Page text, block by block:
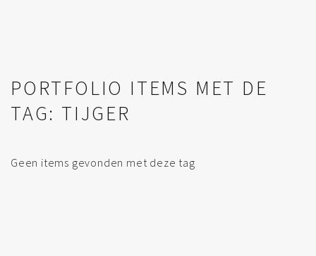
PORTFOLIO ITEMS MET DE
TAG: TIJGER
Geen items gevonden met deze tag